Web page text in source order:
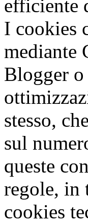
efficiente
I cookies
mediante
Blogger
stesso,
sul
queste
regole, in
cookies